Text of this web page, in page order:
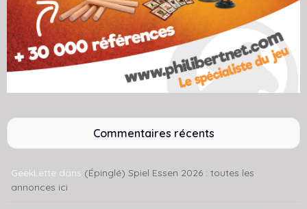
Commentaires récents
GeekLette dans (Épinglé) Spiel Essen 2026 : toutes les
annonces ici